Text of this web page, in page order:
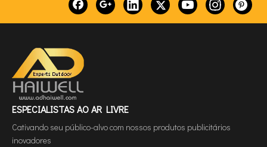
ESPECIALISTAS AO AR LIVRE
Cativando seu público-alvo com nossos produtos publicitários
inovadores